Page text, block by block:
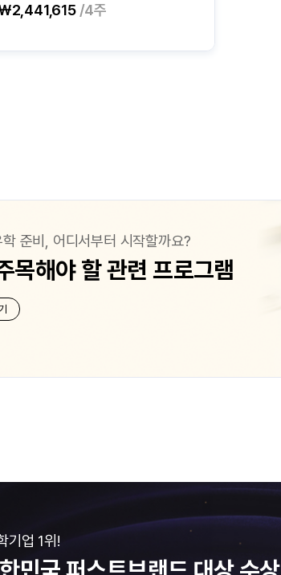
/4주
준비, 어디서부터 시작할까요?
목해야 할 관련 프로그램
기업 1위!